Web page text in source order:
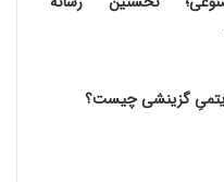
گزینشی چیست؟